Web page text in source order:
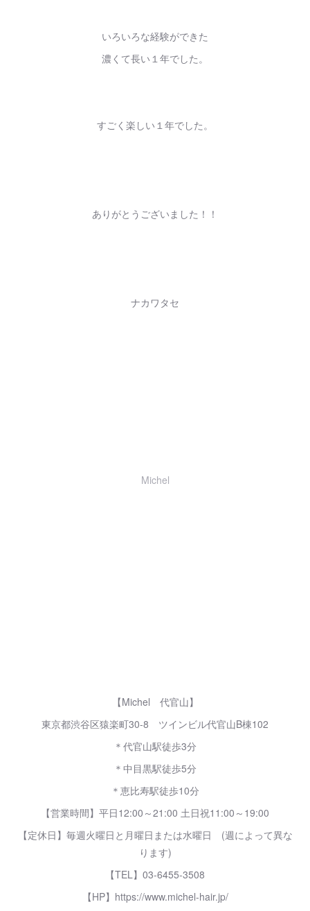
いろいろな経験ができた
濃くて長い１年でした。
すごく楽しい１年でした。
ありがとうございました！！
ナカワタセ
Michel
【Michel 代官山】
東京都渋谷区猿楽町30-8 ツインビル代官山B棟102
＊代官山駅徒歩3分
＊中目黒駅徒歩5分
＊恵比寿駅徒歩10分
【営業時間】平日12:00～21:00 土日祝11:00～19:00
【定休日】毎週火曜日と月曜日または水曜日 (週によって異な
ります)
【TEL】03-6455-3508
【HP】https://www.michel-hair.jp/